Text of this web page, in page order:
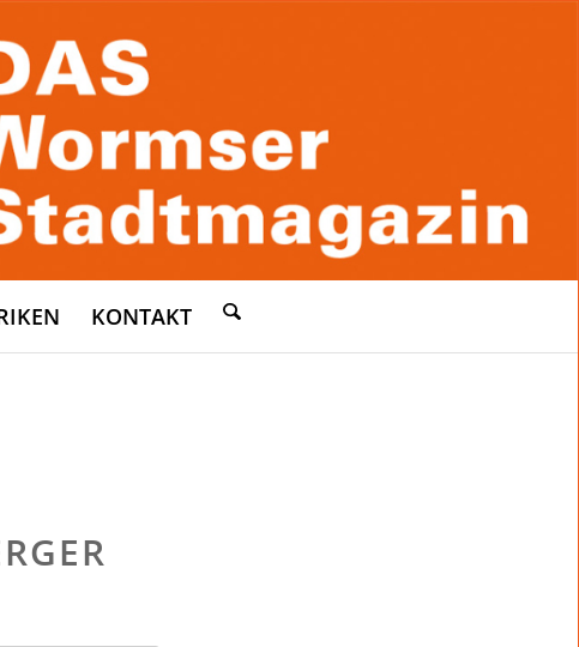
KONTAKT